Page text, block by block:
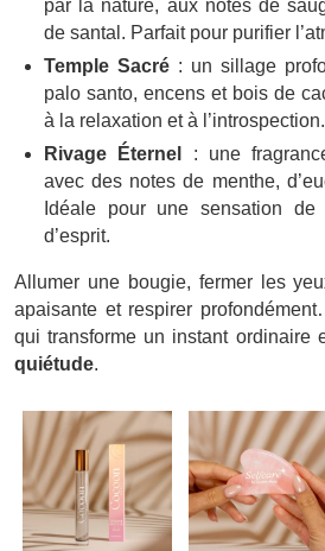
par la nature, aux notes de
de santal. Parfait pour purifier
Temple Sacré : un sillage
palo santo, encens et bois de
à la relaxation et à l’introspection.
Rivage Éternel
: une
avec des notes de menthe,
Idéale pour une sensation
d’esprit.
Allumer une bougie, fermer les
apaisante et respirer
qui transforme un instant ordinaire
quiétude.